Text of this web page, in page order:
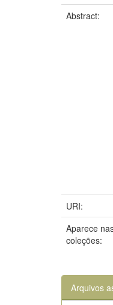
Abstract:
URI:
Aparece
coleções:
Arquivos